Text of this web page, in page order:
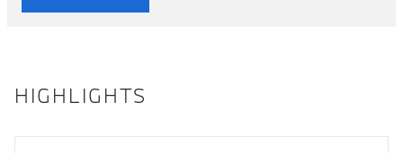
HIGHLIGHTS